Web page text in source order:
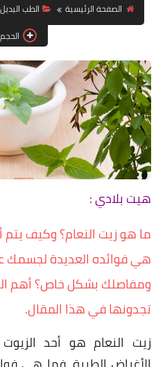
الصفحة الرئيسية
الطب البديل
الحجم
هيت بلادي :
ما هو زيت النعام؟ وكيف يتم
هي فوائده العديدة لجسمك
ومفاصلك بشكل خاص؟ أهم
تجدونها في هذا المقال.
زيت النعام هو أحد